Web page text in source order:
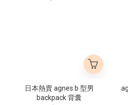
日本熱賣 agnes b 型男
backpack 背囊